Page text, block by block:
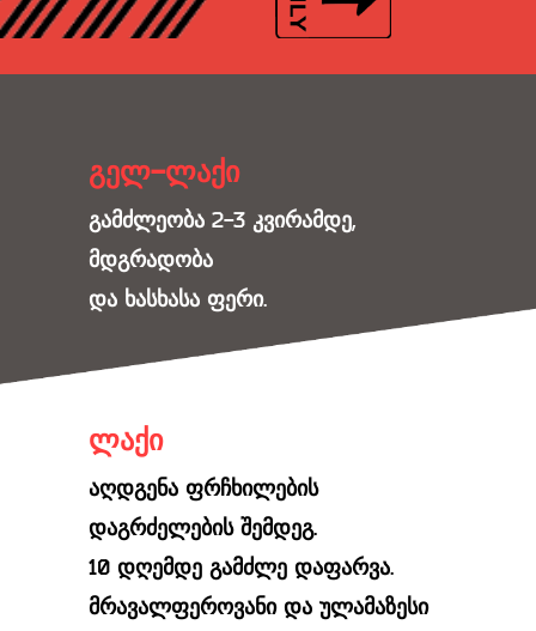
გელ-ლაქი
გამძლეობა 2-3 კვირამდე,
მდგრადობა
და ხასხასა ფერი.
ლაქი
აღდგენა ფრჩხილების
დაგრძელების შემდეგ.
10 დღემდე გამძლე დაფარვა.
მრავალფეროვანი და ულამაზესი